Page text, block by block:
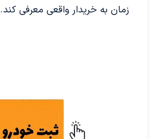
زمان به خریدار واقعی معرفی کند.